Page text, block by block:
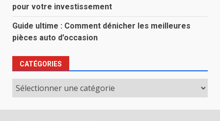
pour votre investissement
Guide ultime : Comment dénicher les meilleures
pièces auto d’occasion
CATÉGORIES
Catégories